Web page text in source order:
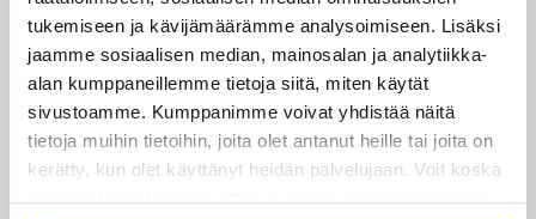
tukemiseen ja kävijämäärämme analysoimiseen. Lisäksi
jaamme sosiaalisen median, mainosalan ja analytiikka-
alan kumppaneillemme tietoja siitä, miten käytät
sivustoamme. Kumppanimme voivat yhdistää näitä
tietoja muihin tietoihin, joita olet antanut heille tai joita on
kerätty, kun olet käyttänyt heidän palvelujaan. Voit koska
tahansa kumota tai muuttaa suostumustasi evästeiden
05.08.2026
JYPin kapteenisto Liiga-kauteen 2026–2027 on nimetty
04.08.2026
Joukkueen yhteisharjoitukset ovat alkaneet – ensimmäinen
mittari luvassa jo heti viikonloppuna Tampere Cupissa!
29.07.2026